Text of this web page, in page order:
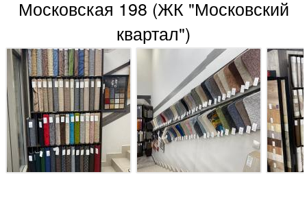
Московская 198 (ЖК "Московский
квартал")